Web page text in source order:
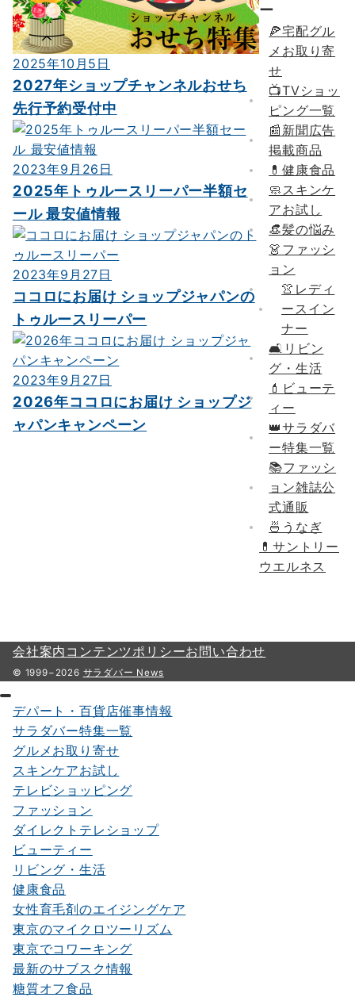
2025年10月5日
2027年ショップチャンネルおせち
先行予約受付中
2023年9月26日
2025年トゥルースリーパー半額セ
ール 最安値情報
2023年9月27日
ココロにお届け ショップジャパンの
トゥルースリーパー
2023年9月27日
2026年ココロにお届け ショップジ
ャパンキャンペーン
ー
🍕宅配グル
メお取り寄
せ
📺TVショッ
ピング一覧
📰新聞広告
掲載商品
💊健康食品
🧼スキンケ
アお試し
👒髪の悩み
👗ファッシ
ョン
👚レディ
ースイン
ナー
🛋リビン
グ・生活
💄ビューテ
ィー
👑サラダバ
ー特集一覧
📚ファッシ
ョン雑誌公
式通販
🍜うなぎ
💊 サントリー
ウエルネス
会社案内 コンテンツポリシーお問い合わせ
© 1999−2026 サラダバー News
デパート・百貨店催事情報
サラダバー特集一覧
グルメお取り寄せ
スキンケアお試し
テレビショッピング
ファッション
ダイレクトテレショップ
ビューティー
リビング・生活
健康食品
女性育毛剤のエイジングケア
東京のマイクロツーリズム
東京でコワーキング
最新のサブスク情報
糖質オフ食品